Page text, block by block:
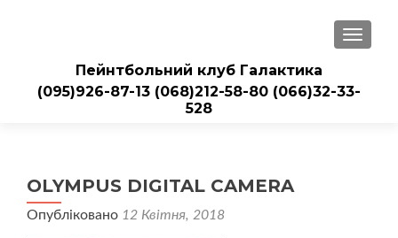
Пейнтбольний клуб Галактика
(095)926-87-13 (068)212-58-80 (066)32-33-
528
OLYMPUS DIGITAL CAMERA
Опубліковано 12 Квітня, 2018